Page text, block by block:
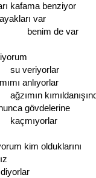
kafama benziyor
var
de var
veriyorlar
anlıyorlar
gövdelerine
kim olduklarını